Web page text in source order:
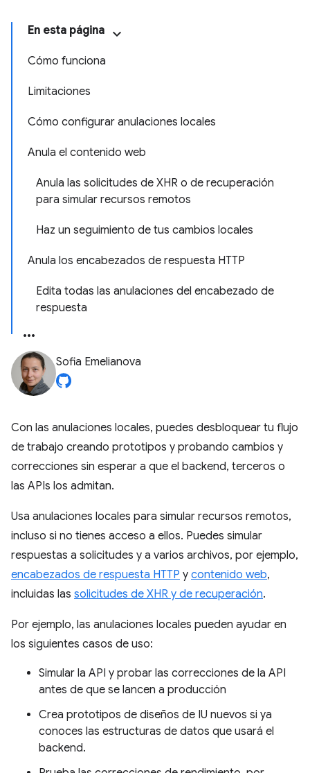
En esta página
Cómo funciona
Limitaciones
Cómo configurar anulaciones locales
Anula el contenido web
Anula las solicitudes de XHR o de recuperación
para simular recursos remotos
Haz un seguimiento de tus cambios locales
Anula los encabezados de respuesta HTTP
Edita todas las anulaciones del encabezado de
respuesta
Sofia Emelianova
Con las anulaciones locales, puedes desbloquear tu flujo
de trabajo creando prototipos y probando cambios y
correcciones sin esperar a que el backend, terceros o
las APIs los admitan.
Usa anulaciones locales para simular recursos remotos,
incluso si no tienes acceso a ellos. Puedes simular
respuestas a solicitudes y a varios archivos, por ejemplo,
encabezados de respuesta HTTP y contenido web,
incluidas las solicitudes de XHR y de recuperación.
Por ejemplo, las anulaciones locales pueden ayudar en
los siguientes casos de uso:
Simular la API y probar las correcciones de la API
antes de que se lancen a producción
Crea prototipos de diseños de IU nuevos si ya
conoces las estructuras de datos que usará el
backend.